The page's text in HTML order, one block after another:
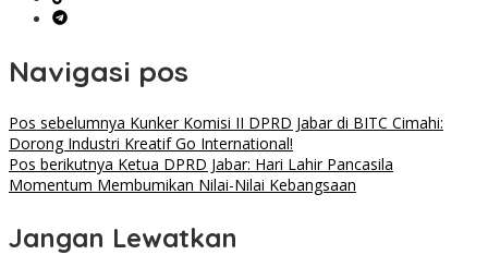
Navigasi pos
Pos sebelumnya Kunker Komisi II DPRD Jabar di BITC Cimahi:
Dorong Industri Kreatif Go International!
Pos berikutnya Ketua DPRD Jabar: Hari Lahir Pancasila
Momentum Membumikan Nilai-Nilai Kebangsaan
Jangan Lewatkan